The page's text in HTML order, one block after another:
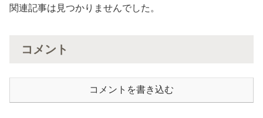
関連記事は見つかりませんでした。
コメント
コメントを書き込む